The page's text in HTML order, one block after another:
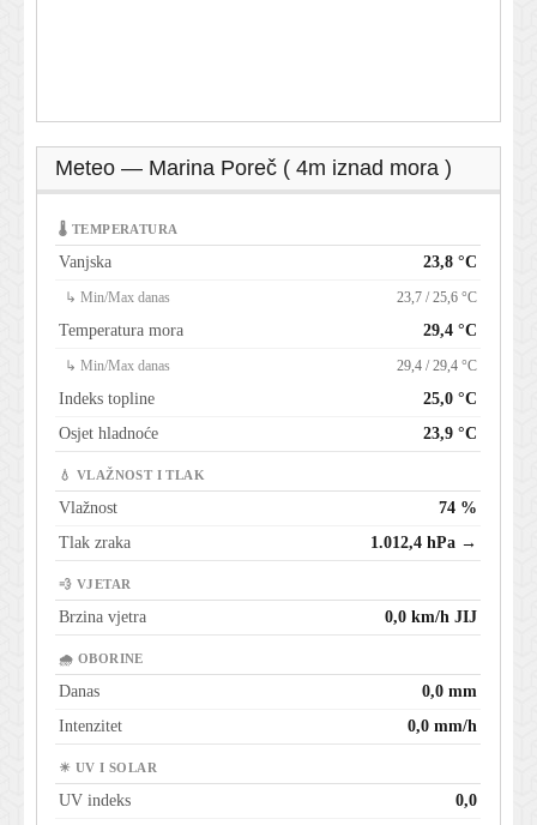
Meteo — Marina Poreč ( 4m iznad mora )
🌡 TEMPERATURA
Vanjska 23,8 °C
↳ Min/Max danas 23,7 / 25,6 °C
Temperatura mora 29,4 °C
↳ Min/Max danas 29,4 / 29,4 °C
Indeks topline
25,0 °C
Osjet hladnoće
23,9 °C
💧 VLAŽNOST I TLAK
Vlažnost
74 %
Tlak zraka
1.012,4 hPa →
💨 VJETAR
Brzina vjetra 0,0 km/h JIJ
🌧 OBORINE
Danas
0,0 mm
Intenzitet
0,0 mm/h
☀ UV I SOLAR
UV indeks
0,0